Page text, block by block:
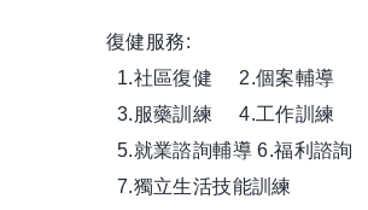
復健服務:
1.社區復健 2.個案輔導
3.服藥訓練 4.工作訓練
5.就業諮詢輔導 6.福利諮詢
7.獨立生活技能訓練